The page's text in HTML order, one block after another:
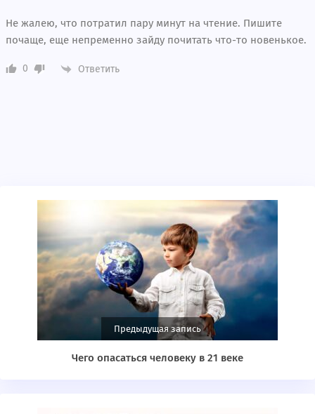
Не жалею, что потратил пару минут на чтение. Пишите
почаще, еще непременно зайду почитать что-то новенькое.
0 Ответить
Предыдущая запись
Чего опасаться человеку в 21 веке